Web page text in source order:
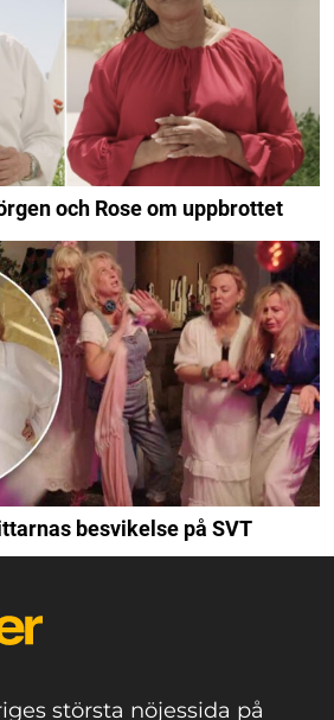
och Rose om uppbrottet
besvikelse på SVT
största nöjessida på